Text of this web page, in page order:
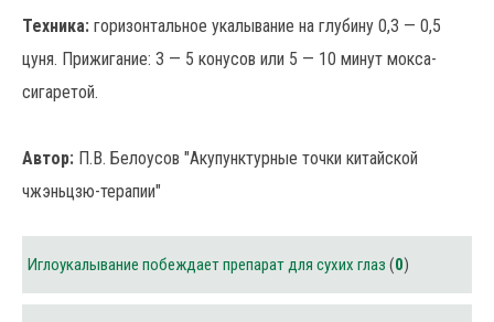
Техника: горизонтальное укалывание на глубину 0,3 — 0,5
цуня. Прижигание: 3 — 5 конусов или 5 — 10 минут мокса-
сигаретой.
Автор: П.В. Белоусов "Акупунктурные точки китайской
чжэньцзю-терапии"
Иглоукалывание побеждает препарат для сухих глаз (0)